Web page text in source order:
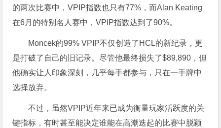
的两次比赛中，VPIP指数也只有77%，而Alan Keating
在6月的特别名人赛中，VPIP指数达到了90%。
Moncek的99% VPIP不仅创造了HCL的新纪录，更
是打破了自己的旧记录。尽管他最终损失了$89,890，但
他确实让人印象深刻，几乎每手都参与，只在一手牌中
选择放弃。
不过，虽然VPIP近年来已成为衡量玩家活跃度的关
键指标，有时甚至能决定谁能在高潮迭起的比赛中脱颖